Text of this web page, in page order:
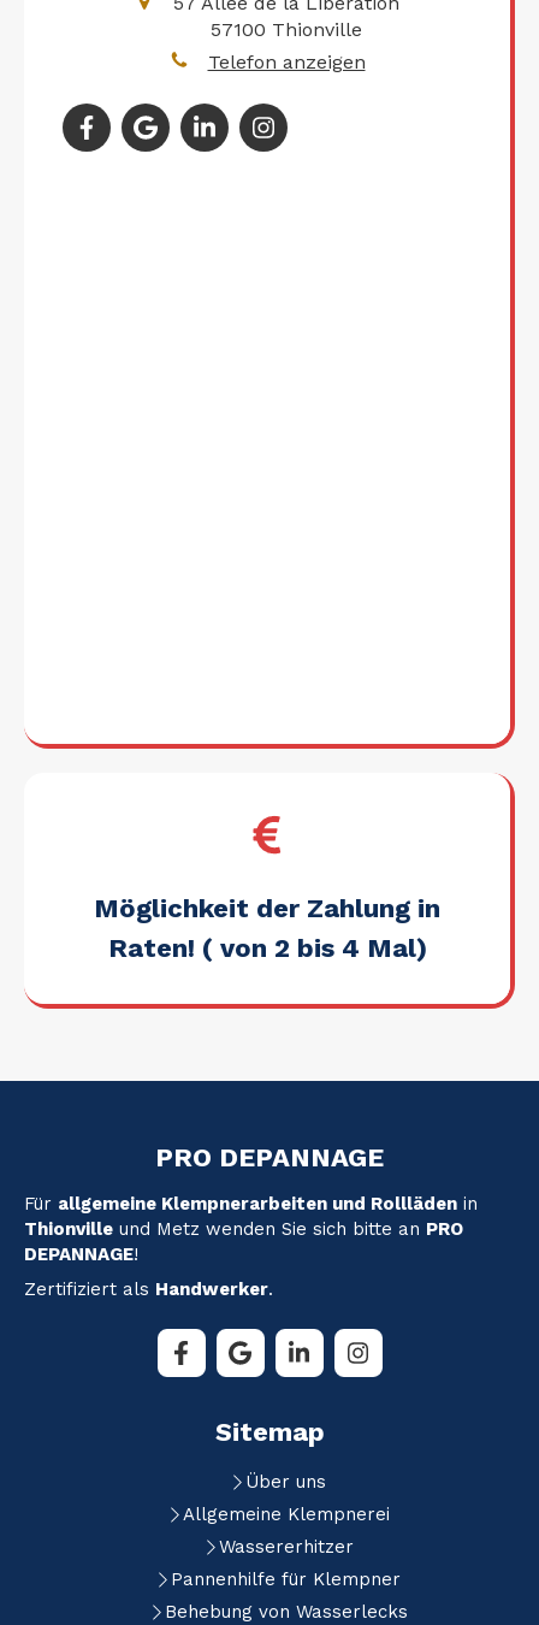
57100 Thionville
Telefon anzeigen
Möglichkeit der Zahlung in
Raten! ( von 2 bis 4 Mal)
PRO DEPANNAGE
Für allgemeine Klempnerarbeiten und Rollläden in
Thionville und Metz wenden Sie sich bitte an PRO
DEPANNAGE!
Zertifiziert als Handwerker.
Sitemap
Über uns
Allgemeine Klempnerei
Wassererhitzer
Pannenhilfe für Klempner
Behebung von Wasserlecks